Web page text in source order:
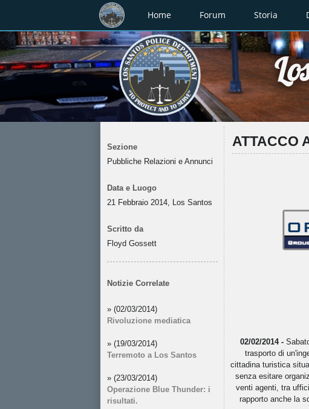
Home Forum Storia
Sezione
Pubbliche Relazioni e Annunci
Data e Luogo
21 Febbraio 2014, Los Santos
Scritto da
Floyd Gossett
Notizie Correlate
» (02/03/2014)
Rivoluzione mediatica
» (19/03/2014)
Terremoto a Los Santos
» (23/03/2014)
Operazione Blue Thunder: i
risultati.
ATTACCO
02/02/2014 -
trasporto di
cittadina turistica
senza esitare
venti agenti, tra
rapporto anche la